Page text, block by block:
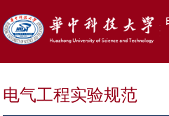
电气工程实验规范